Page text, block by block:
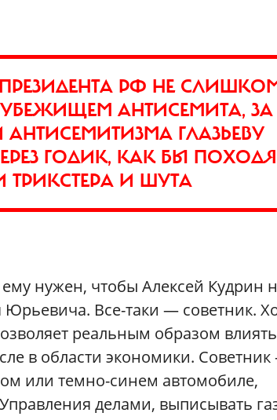
РФ НЕ
АНТИСЕМИТА, ЗА
ГЛАЗЬЕВУ
ГОДИК, КАК БЫ
И ШУТА
нужен, чтобы Алексей Кудрин
Все-таки — советник.
реальным образом
в области экономики.
или темно-синем автомобиле,
делами, выписывать